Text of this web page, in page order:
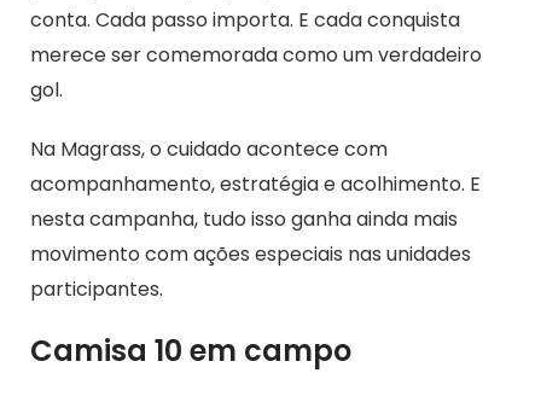
conta. Cada passo importa. E cada conquista
merece ser comemorada como um verdadeiro
gol.
Na Magrass, o cuidado acontece com
acompanhamento, estratégia e acolhimento. E
nesta campanha, tudo isso ganha ainda mais
movimento com ações especiais nas unidades
participantes.
Camisa 10 em campo